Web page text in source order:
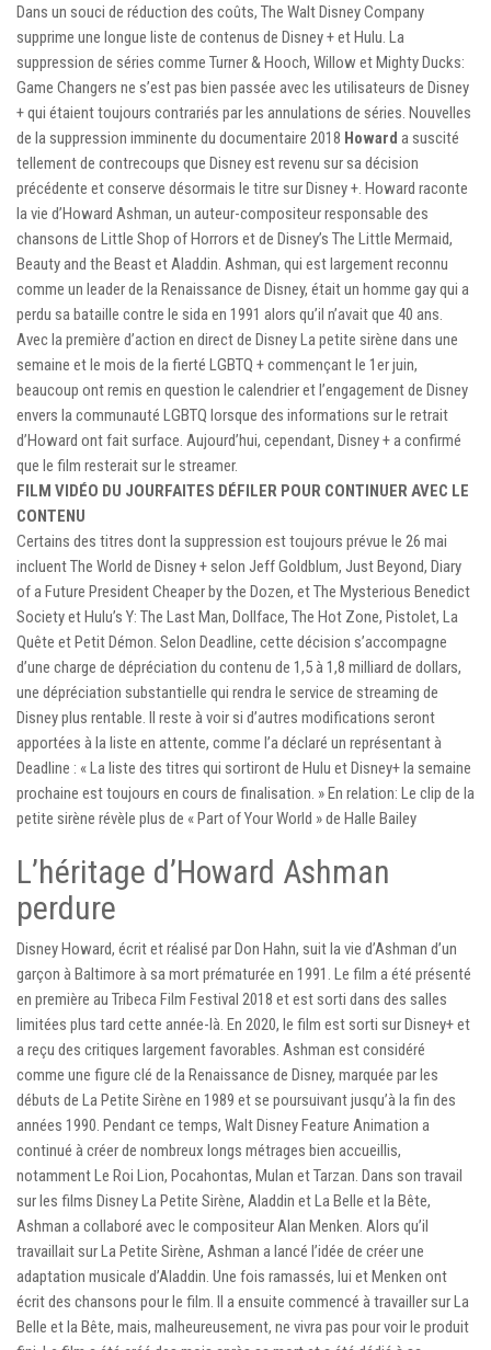
Dans un souci de réduction des coûts, The Walt Disney Company
supprime une longue liste de contenus de Disney + et Hulu. La
suppression de séries comme Turner & Hooch, Willow et Mighty Ducks:
Game Changers ne s’est pas bien passée avec les utilisateurs de Disney
+ qui étaient toujours contrariés par les annulations de séries. Nouvelles
de la suppression imminente du documentaire 2018 Howard a suscité
tellement de contrecoups que Disney est revenu sur sa décision
précédente et conserve désormais le titre sur Disney +. Howard raconte
la vie d’Howard Ashman, un auteur-compositeur responsable des
chansons de Little Shop of Horrors et de Disney’s The Little Mermaid,
Beauty and the Beast et Aladdin. Ashman, qui est largement reconnu
comme un leader de la Renaissance de Disney, était un homme gay qui a
perdu sa bataille contre le sida en 1991 alors qu’il n’avait que 40 ans.
Avec la première d’action en direct de Disney La petite sirène dans une
semaine et le mois de la fierté LGBTQ + commençant le 1er juin,
beaucoup ont remis en question le calendrier et l’engagement de Disney
envers la communauté LGBTQ lorsque des informations sur le retrait
d’Howard ont fait surface. Aujourd’hui, cependant, Disney + a confirmé
que le film resterait sur le streamer.
FILM VIDÉO DU JOURFAITES DÉFILER POUR CONTINUER AVEC LE
CONTENU
Certains des titres dont la suppression est toujours prévue le 26 mai
incluent The World de Disney + selon Jeff Goldblum, Just Beyond, Diary
of a Future President Cheaper by the Dozen, et The Mysterious Benedict
Society et Hulu’s Y: The Last Man, Dollface, The Hot Zone, Pistolet, La
Quête et Petit Démon. Selon Deadline, cette décision s’accompagne
d’une charge de dépréciation du contenu de 1,5 à 1,8 milliard de dollars,
une dépréciation substantielle qui rendra le service de streaming de
Disney plus rentable. Il reste à voir si d’autres modifications seront
apportées à la liste en attente, comme l’a déclaré un représentant à
Deadline : « La liste des titres qui sortiront de Hulu et Disney+ la semaine
prochaine est toujours en cours de finalisation. » En relation: Le clip de la
petite sirène révèle plus de « Part of Your World » de Halle Bailey
L’héritage d’Howard Ashman
perdure
Disney Howard, écrit et réalisé par Don Hahn, suit la vie d’Ashman d’un
garçon à Baltimore à sa mort prématurée en 1991. Le film a été présenté
en première au Tribeca Film Festival 2018 et est sorti dans des salles
limitées plus tard cette année-là. En 2020, le film est sorti sur Disney+ et
a reçu des critiques largement favorables. Ashman est considéré
comme une figure clé de la Renaissance de Disney, marquée par les
débuts de La Petite Sirène en 1989 et se poursuivant jusqu’à la fin des
années 1990. Pendant ce temps, Walt Disney Feature Animation a
continué à créer de nombreux longs métrages bien accueillis,
notamment Le Roi Lion, Pocahontas, Mulan et Tarzan. Dans son travail
sur les films Disney La Petite Sirène, Aladdin et La Belle et la Bête,
Ashman a collaboré avec le compositeur Alan Menken. Alors qu’il
travaillait sur La Petite Sirène, Ashman a lancé l’idée de créer une
adaptation musicale d’Aladdin. Une fois ramassés, lui et Menken ont
écrit des chansons pour le film. Il a ensuite commencé à travailler sur La
Belle et la Bête, mais, malheureusement, ne vivra pas pour voir le produit